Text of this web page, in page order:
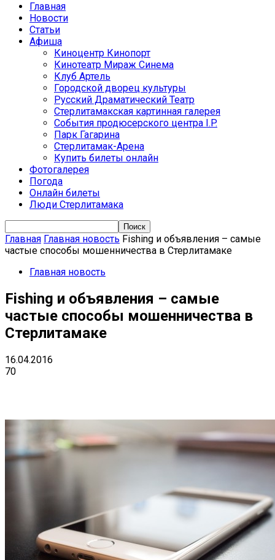
Главная
Новости
Статьи
Афиша
Киноцентр Кинопорт
Кинотеатр Мираж Синема
Клуб Артель
Городской дворец культуры
Русский Драматический Театр
Стерлитамакская картинная галерея
События продюсерского центра I.P.
Парк Гагарина
Стерлитамак-Арена
Купить билеты онлайн
Фотогалерея
Погода
Онлайн билеты
Люди Стерлитамака
Главная Главная новость Fishing и объявления – самые
частые способы мошенничества в Стерлитамаке
Главная новость
Fishing и объявления – самые
частые способы мошенничества в
Стерлитамаке
16.04.2016
70